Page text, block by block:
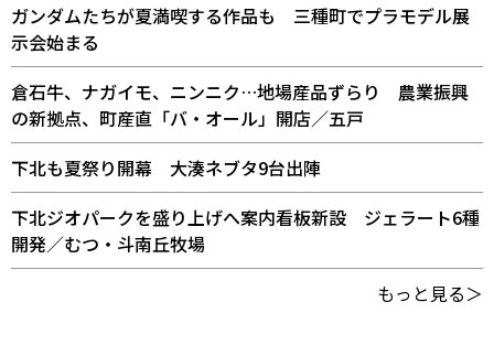
ガンダムたちが夏満喫する作品も 三種町でプラモデル展
示会始まる
倉石牛、ナガイモ、ニンニク…地場産品ずらり 農業振興
の新拠点、町産直「バ・オール」開店／五戸
下北も夏祭り開幕 大湊ネブタ9台出陣
下北ジオパークを盛り上げへ案内看板新設 ジェラート6種
開発／むつ・斗南丘牧場
もっと見る＞